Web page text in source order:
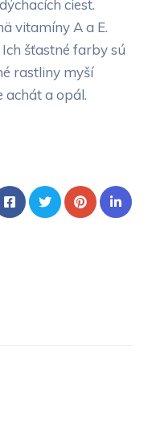
ciest.
vitamíny A a E.
šťastné farby sú
rastliny myší
achát a opál.